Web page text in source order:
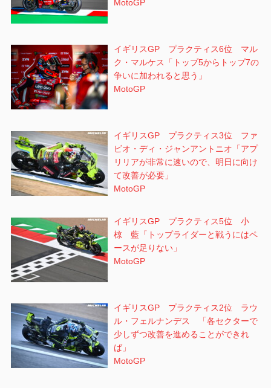
MotoGP
イギリスGP プラクティス6位 マル
ク・マルケス「トップ5からトップ7の
争いに加われると思う」
MotoGP
イギリスGP プラクティス3位 ファ
ビオ・ディ・ジャンアントニオ「アプ
リリアが非常に速いので、明日に向け
て改善が必要」
MotoGP
イギリスGP プラクティス5位 小
椋 藍「トップライダーと戦うにはペ
ースが足りない」
MotoGP
イギリスGP プラクティス2位 ラウ
ル・フェルナンデス 「各セクターで
少しずつ改善を進めることができれ
ば」
MotoGP